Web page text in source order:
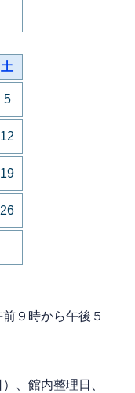
土
5
12
19
26
９時から午後５
、館内整理日、